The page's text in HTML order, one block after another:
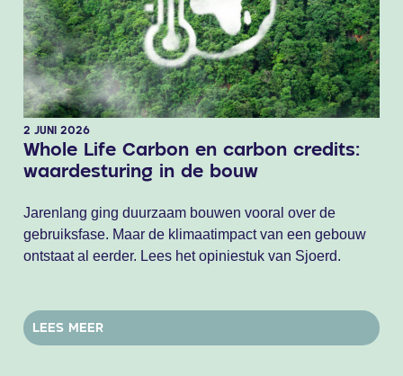
2 JUNI 2026
Whole Life Carbon en carbon credits:
waardesturing in de bouw
Jarenlang ging duurzaam bouwen vooral over de
gebruiksfase. Maar de klimaatimpact van een gebouw
ontstaat al eerder. Lees het opiniestuk van Sjoerd.
LEES MEER